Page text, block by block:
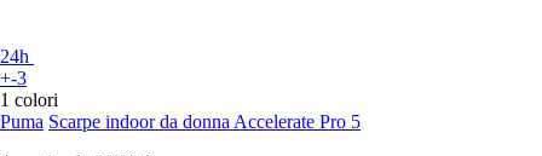
24h
+-3
1 colori
Puma Scarpe indoor da donna Accelerate Pro 5